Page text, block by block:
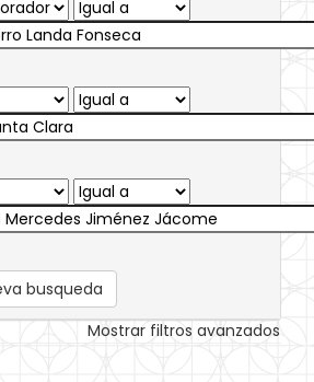
busqueda
Mostrar filtros avanzados